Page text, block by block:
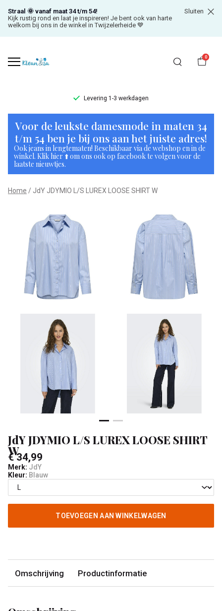
Straal 🌞 vanaf maat 34 t/m 54!
Kijk rustig rond en laat je inspireren! Je bent ook van harte
welkom bij ons in de winkel in Twijzelerheide 💙
Sluiten
0
Levering 1-3 werkdagen
JdY
JDYMIO
L/S
LUREX
LOOSE
SHIRT
Klean
Voor de leukste damesmode in maten 34
t/m 54 ben je bij ons aan het juiste adres!
Ook jeans in lengtematen! Beschikbaar via de webshop en in de
winkel. Klik hier ⬆️ om ons ook op facebook te volgen voor de
laatste nieuwtjes.
Home JdY JDYMIO L/S LUREX LOOSE SHIRT W
JdY JDYMIO L/S LUREX LOOSE SHIRT
W
€ 34,99
Merk: JdY
Kleur: Blauw
TOEVOEGEN AAN WINKELWAGEN
Omschrijving Productinformatie